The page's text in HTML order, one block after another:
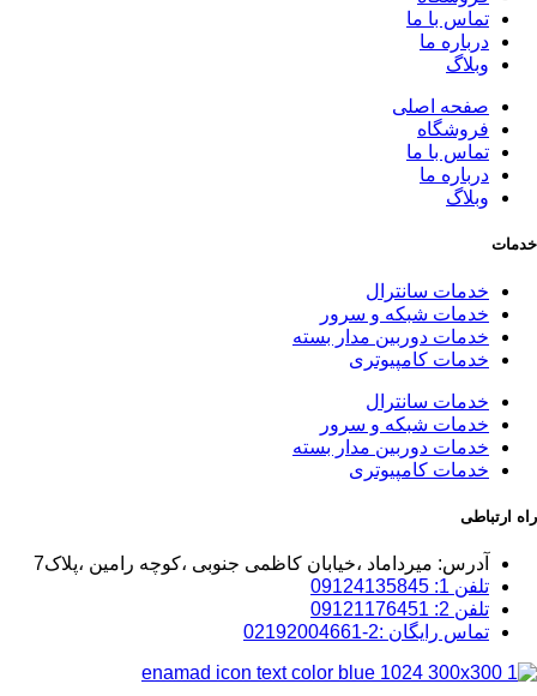
تماس با ما
درباره ما
وبلاگ
صفحه اصلی
فروشگاه
تماس با ما
درباره ما
وبلاگ
خدمات
خدمات سانترال
خدمات شبکه و سرور
خدمات دوربین مدار بسته
خدمات کامپیوتری
خدمات سانترال
خدمات شبکه و سرور
خدمات دوربین مدار بسته
خدمات کامپیوتری
راه ارتباطی
آدرس: میرداماد ،خیابان کاظمی جنوبی ،کوچه رامین ،پلاک7
تلفن 1: 09124135845
تلفن 2: 09121176451
تماس رایگان :2-02192004661